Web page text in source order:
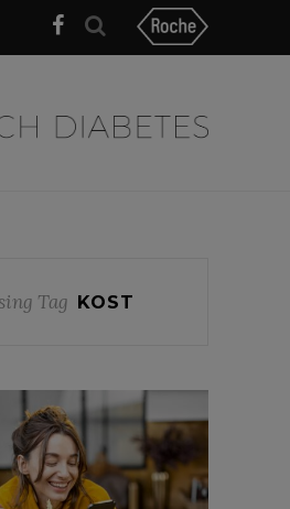
Tag KOST